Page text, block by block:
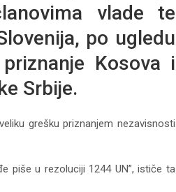
vlade te
po ugledu
Kosova i
Srbije.
grešku priznanjem nezavisnosti
piše u rezoluciji 1244 UN”, ističe ta